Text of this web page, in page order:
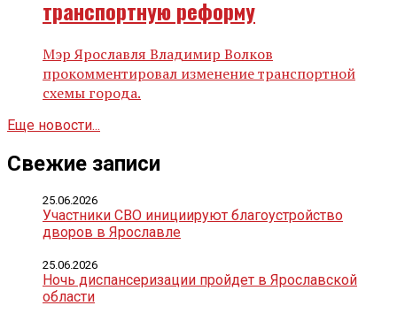
транспортную реформу
Мэр Ярославля Владимир Волков
прокомментировал изменение транспортной
схемы города.
Еще новости...
Свежие записи
Участники СВО инициируют благоустройство
дворов в Ярославле
25.06.2026
Ночь диспансеризации пройдет в Ярославской
области
25.06.2026